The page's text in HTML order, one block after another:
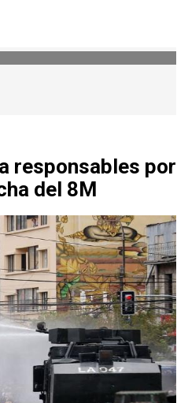
responsables por
del 8M